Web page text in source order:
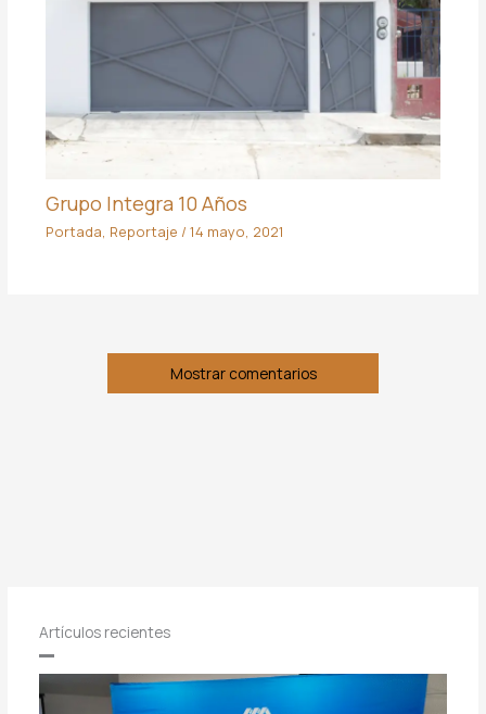
Grupo Integra 10 Años
Portada, Reportaje / 14 mayo, 2021
Mostrar comentarios
Artículos recientes